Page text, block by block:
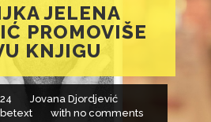
JELENA
PROMOVIŠE
KNJIGU
Jovana Djordjević
with no comments